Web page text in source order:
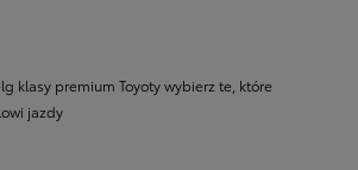
klasy premium Toyoty wybierz te, które
jazdy